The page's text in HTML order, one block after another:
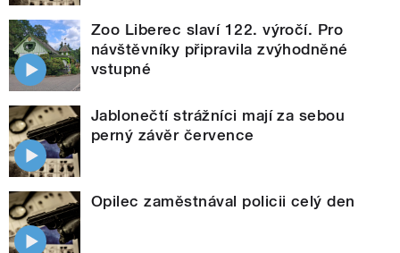
Zoo Liberec slaví 122. výročí. Pro
návštěvníky připravila zvýhodněné
vstupné
Jablonečtí strážníci mají za sebou
perný závěr července
Opilec zaměstnával policii celý den